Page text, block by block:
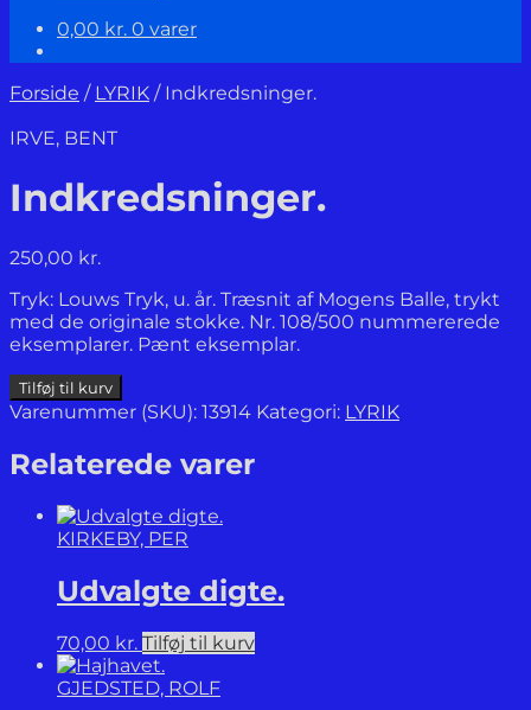
0,00 kr. 0 varer
Forside / LYRIK / Indkredsninger.
IRVE, BENT
Indkredsninger.
250,00 kr.
Tryk: Louws Tryk, u. år. Træsnit af Mogens Balle, trykt
med de originale stokke. Nr. 108/500 nummererede
eksemplarer. Pænt eksemplar.
Indkredsninger.
antal
Tilføj til kurv
Varenummer (SKU): 13914 Kategori: LYRIK
Relaterede varer
KIRKEBY, PER
Udvalgte digte.
70,00 kr. Tilføj til kurv
GJEDSTED, ROLF